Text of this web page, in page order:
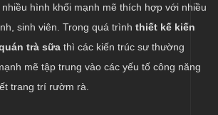
hình khối mạnh mẽ thích hợp với nhiều
sinh viên. Trong quá trình thiết kế kiến
trà sữa thì các kiến trúc sư thường
mẽ tập trung vào các yếu tố công năng
trang trí rườm rà.